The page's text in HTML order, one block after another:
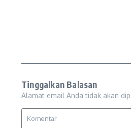
Tinggalkan Balasan
Alamat email Anda tidak akan